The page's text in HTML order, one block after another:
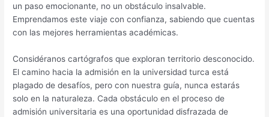
un paso emocionante, no un obstáculo insalvable.
Emprendamos este viaje con confianza, sabiendo que cuentas
con las mejores herramientas académicas.
Considéranos cartógrafos que exploran territorio desconocido.
El camino hacia la admisión en la universidad turca está
plagado de desafíos, pero con nuestra guía, nunca estarás
solo en la naturaleza. Cada obstáculo en el proceso de
admisión universitaria es una oportunidad disfrazada de